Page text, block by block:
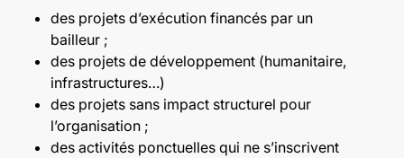
des projets d’exécution financés par un
bailleur ;
des projets de développement (humanitaire,
infrastructures…)
des projets sans impact structurel pour
l’organisation ;
des activités ponctuelles qui ne s’inscrivent